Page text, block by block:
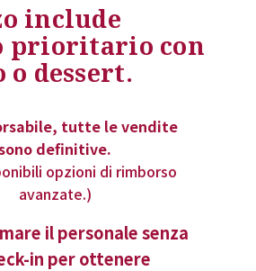
include
prioritario con
o dessert.
tutte le vendite
definitive.
opzioni di rimborso
avanzate.)
il personale senza
in per ottenere